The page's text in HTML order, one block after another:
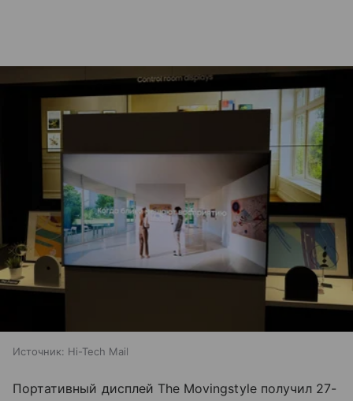
Источник: Hi-Tech Mail
Портативный дисплей The Movingstyle получил 27-